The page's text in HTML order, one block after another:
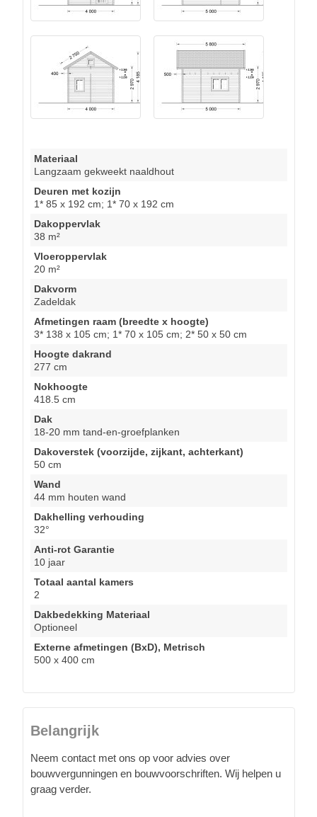
Materiaal
Langzaam gekweekt naaldhout
Deuren met kozijn
1* 85 x 192 cm; 1* 70 x 192 cm
Dakoppervlak
38 m²
Vloeroppervlak
20 m²
Dakvorm
Zadeldak
Afmetingen raam (breedte x hoogte)
3* 138 x 105 cm; 1* 70 x 105 cm; 2* 50 x 50 cm
Hoogte dakrand
277 cm
Nokhoogte
418.5 cm
Dak
18-20 mm tand-en-groefplanken
Dakoverstek (voorzijde, zijkant, achterkant)
50 cm
Wand
44 mm houten wand
Dakhelling verhouding
32°
Anti-rot Garantie
10 jaar
Totaal aantal kamers
2
Dakbedekking Materiaal
Optioneel
Externe afmetingen (BxD), Metrisch
500 x 400 cm
Belangrijk
Neem contact met ons op voor advies over
bouwvergunningen en bouwvoorschriften. Wij helpen u
graag verder.